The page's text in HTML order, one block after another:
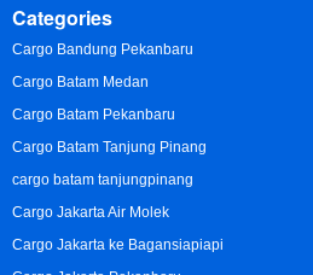
Categories
Cargo Bandung Pekanbaru
Cargo Batam Medan
Cargo Batam Pekanbaru
Cargo Batam Tanjung Pinang
cargo batam tanjungpinang
Cargo Jakarta Air Molek
Cargo Jakarta ke Bagansiapiapi